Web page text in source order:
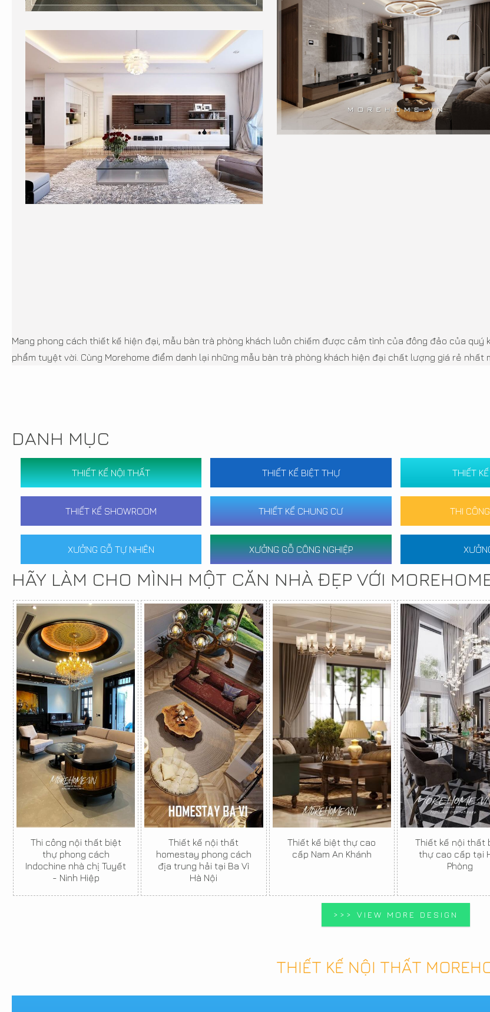
Mang phong cách thiết kế hiện đại, mẫu bàn trà phòng khách luôn chiếm được cảm tình của đông đảo của
phẩm tuyệt vời. Cùng Morehome điểm danh lại những mẫu bàn trà phòng khách hiện đại chất lượng giá rẻ nhất
DANH MỤC
THIẾT KẾ NỘI THẤT THIẾT KẾ BIỆT THỰ THIẾT
THIẾT KẾ SHOWROOM THIẾT KẾ CHUNG CƯ THI
XƯỞNG GỖ TỰ NHIÊN XƯỞNG GỖ CÔNG NGHIỆP
HÃY LÀM CHO MÌNH MỘT CĂN NHÀ ĐẸP VỚI
Thi công nội thất biệt
thự phong cách
Indochine nhà chị Tuyết
- Ninh Hiệp
Thiết kế nội thất
homestay phong cách
địa trung hải tại Ba Vì
Hà Nội
Thiết kế biệt thự cao
cấp Nam An Khánh
Thiết kế nội thất
thự cao cấp tại
Phòng
>>> VIEW MORE DESIGN
THIẾT KẾ NỘI THẤT